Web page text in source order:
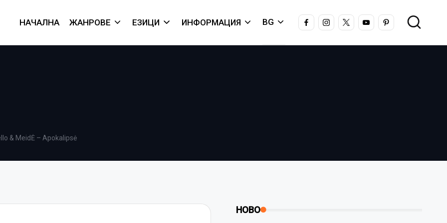
НАЧАЛНА ЖАНРОВЕ ЕЗИЦИ ИНФОРМАЦИЯ BG FACEBOOKINSTAGRAM
X YOUTUBEPINTEREST
& MeidĖ – Apokalipsė
НОВО